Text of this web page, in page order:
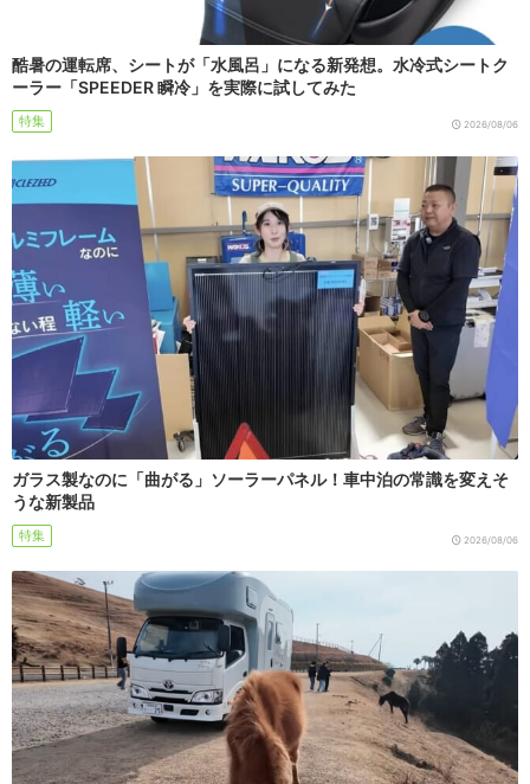
酷暑の運転席、シートが「水風呂」になる新発想。水冷式シートク
ーラー「SPEEDER 瞬冷」を実際に試してみた
特集 2026/08/06
ガラス製なのに「曲がる」ソーラーパネル！車中泊の常識を変えそ
うな新製品
特集 2026/08/06